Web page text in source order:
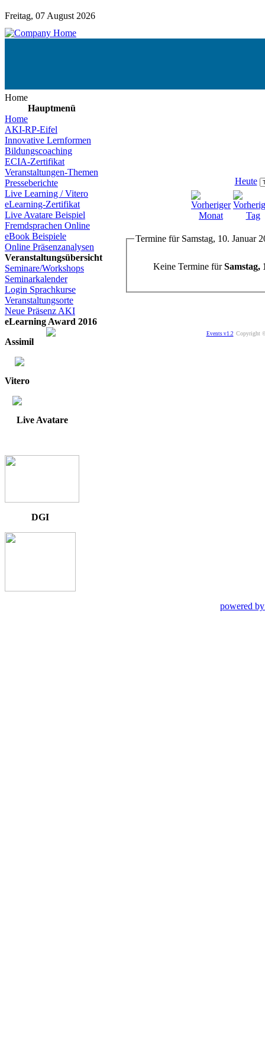
Freitag, 07 August 2026
Home
Hauptmenü
Home
AKI-RP-Eifel
Innovative Lernformen
Bildungscoaching
ECIA-Zertifikat
Veranstaltungen-Themen
Presseberichte
Live Learning / Vitero
eLearning-Zertifikat
Live Avatare Beispiel
Fremdsprachen Online
eBook Beispiele
Online Präsenzanalysen
Veranstaltungsübersicht
Seminare/Workshops
Seminarkalender
Login Sprachkurse
Veranstaltungsorte
Neue Präsenz AKI
eLearning Award 2016
Assimil
Vitero
Live Avatare
DGI
Heute
Termine für Samstag, 10. Januar
Keine Termine fürSamstag,
Events v1.2 Copyright
powered